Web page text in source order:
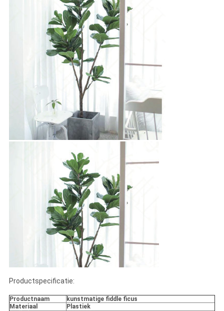
Productspecificatie:
Productnaam
kunstmatige fiddle ficus
Materiaal
Plastiek